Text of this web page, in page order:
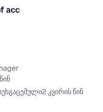
acc
2 კვირის წინ